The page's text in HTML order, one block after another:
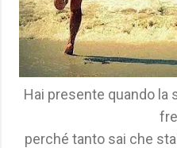
Hai presente quando la
perché tanto sai che